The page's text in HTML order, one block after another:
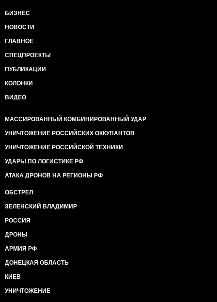
БИЗНЕС
НОВОСТИ
ГЛАВНОЕ
СПЕЦПРОЕКТЫ
ПУБЛИКАЦИИ
КОЛОНКИ
ВИДЕО
МАССИРОВАННЫЙ КОМБИНИРОВАННЫЙ УДАР
УНИЧТОЖЕНИЕ РОССИЙСКИХ ОККУПАНТОВ
УНИЧТОЖЕНИЕ РОССИЙСКОЙ ТЕХНИКИ
УДАРЫ ПО ЛОГИСТИКЕ РФ
АТАКА ДРОНОВ НА РЕГИОНЫ РФ
ОБСТРЕЛ
ЗЕЛЕНСКИЙ ВЛАДИМИР
РОССИЯ
ДРОНЫ
АРМИЯ РФ
ДОНЕЦКАЯ ОБЛАСТЬ
КИЕВ
УНИЧТОЖЕНИЕ